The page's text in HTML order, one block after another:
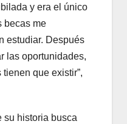
y era el único
becas me
estudiar. Después
las oportunidades,
que existir”,
su historia busca